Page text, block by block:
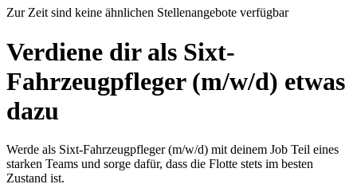
Zur Zeit sind keine ähnlichen Stellenangebote verfügbar
Verdiene dir als Sixt-
Fahrzeugpfleger (m/w/d) etwas
dazu
Werde als Sixt-Fahrzeugpfleger (m/w/d) mit deinem Job Teil eines
starken Teams und sorge dafür, dass die Flotte stets im besten
Zustand ist.